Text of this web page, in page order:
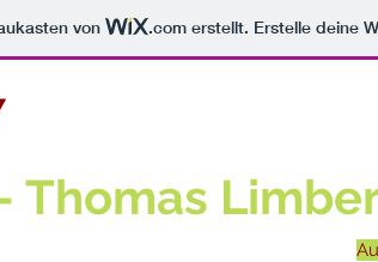
von .com erstellt. Erstelle deine
Thomas